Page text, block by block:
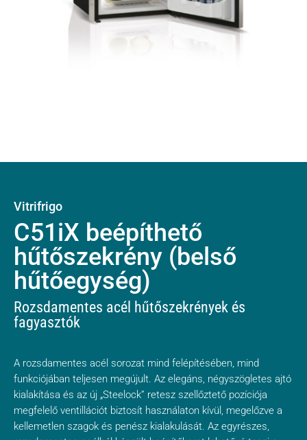
Vitrifrigo
C51iX beépíthető
hűtőszekrény (belső
hűtőegység)
Rozsdamentes acél hűtőszekrények és
fagyasztók
A rozsdamentes acél sorozat mind felépítésében, mind
funkciójában teljesen megújult. Az elegáns, négyszögletes ajtó
kialakítása és az új „Steelock” retesz szellőztető pozíciója
megfelelő ventillációt biztosít használaton kívül, megelőzve a
kellemetlen szagok és penész kialakulását. Az egyrészes,